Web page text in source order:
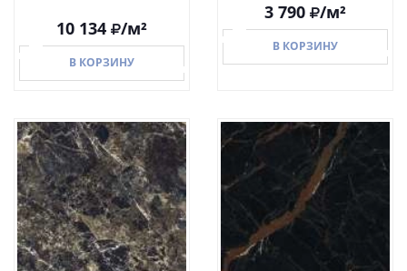
10 134 /м²
В КОРЗИНУ
В КОРЗИНУ
3 790 /м²
В КОРЗИНУ
В КОРЗИНУ